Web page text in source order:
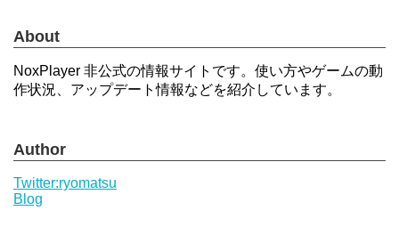
About
NoxPlayer 非公式の情報サイトです。使い方やゲームの動
作状況、アップデート情報などを紹介しています。
Author
Twitter:ryomatsu
Blog